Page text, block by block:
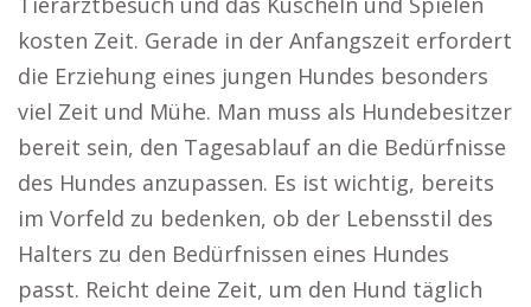
kosten Zeit. Gerade in der Anfangszeit erfordert
die Erziehung eines jungen Hundes besonders
viel Zeit und Mühe. Man muss als Hundebesitzer
bereit sein, den Tagesablauf an die Bedürfnisse
des Hundes anzupassen. Es ist wichtig, bereits
im Vorfeld zu bedenken, ob der Lebensstil des
Halters zu den Bedürfnissen eines Hundes
passt. Reicht deine Zeit, um den Hund täglich